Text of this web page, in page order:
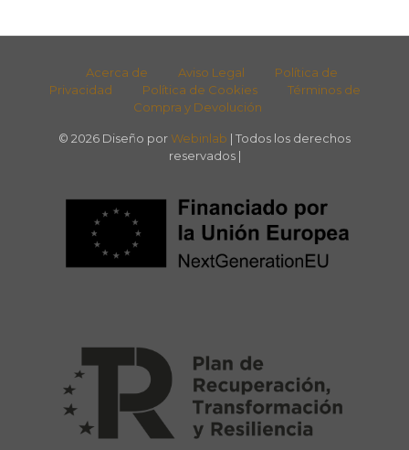
Acerca de Aviso Legal
Política de
Privacidad
Política de Cookies
Términos de
Compra y Devolución
© 2026 Diseño por Webinlab | Todos los derechos
reservados |